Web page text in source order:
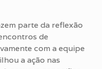
parte da reflexão
de
com a equipe
a ação nas